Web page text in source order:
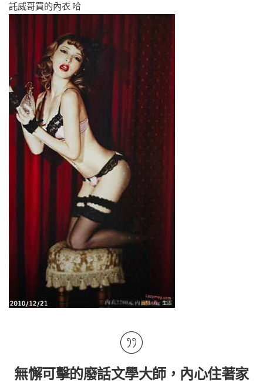
託威哥買的內衣 哈
無懈可擊的廢話文學大師，內心住著家